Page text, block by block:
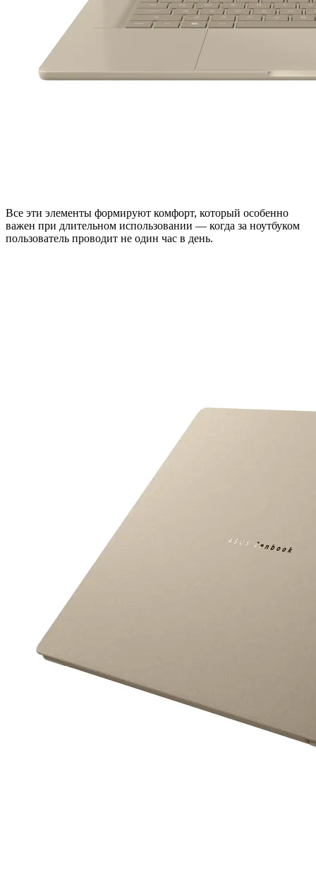
Все эти элементы формируют комфорт, который особенно
важен при длительном использовании — когда за ноутбуком
пользователь проводит не один час в день.